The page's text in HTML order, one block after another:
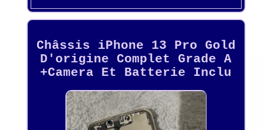
Châssis iPhone 13 Pro Gold
D'origine Complet Grade A
+Camera Et Batterie Inclu